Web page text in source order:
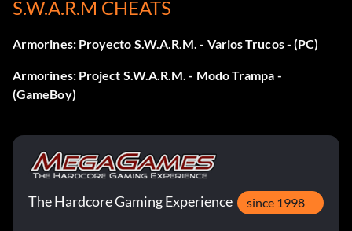
S.W.A.R.M CHEATS
Armorines: Proyecto S.W.A.R.M. - Varios Trucos - (PC)
Armorines: Project S.W.A.R.M. - Modo Trampa -
(GameBoy)
The Hardcore Gaming Experience since 1998